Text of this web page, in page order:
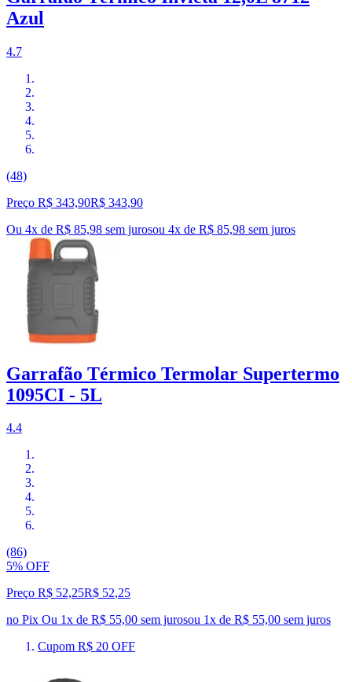
Azul
4.7
(48)
Preço R$ 343,90R$ 343,90
Ou 4x de R$ 85,98 sem jurosou 4x de R$ 85,98 sem juros
Garrafão Térmico Termolar Supertermo
1095CI - 5L
4.4
(86)
5% OFF
Preço R$ 52,25R$ 52,25
no Pix Ou 1x de R$ 55,00 sem jurosou 1x de R$ 55,00 sem juros
Cupom R$ 20 OFF